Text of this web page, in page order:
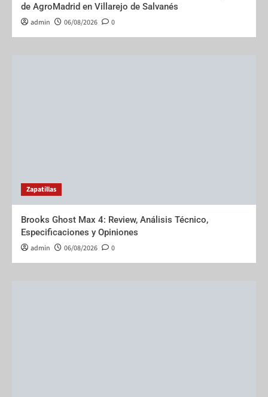
de AgroMadrid en Villarejo de Salvanés
admin 06/08/2026 0
Zapatillas
Brooks Ghost Max 4: Review, Análisis Técnico,
Especificaciones y Opiniones
admin 06/08/2026 0